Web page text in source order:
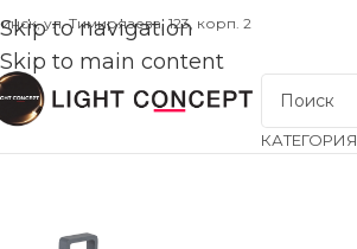
Skip to navigation
Skip to main content
ул. Тимирязева, 123, корп. 2
КАТЕГОРИЯ